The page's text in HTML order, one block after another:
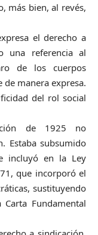
más bien, al revés,
el derecho a
una referencia al
de los cuerpos
manera expresa.
del rol social
de 1925 no
Estaba subsumido
incluyó en la Ley
que incorporó el
sustituyendo
Fundamental